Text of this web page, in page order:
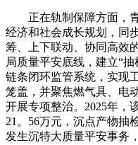
正在轨制保障方面，青
经济和社会成长规划，同
筹、上下联动、协同高效
局质量平安底线，建立“
链条闭环监管系统，实现
笼盖，并聚焦燃气具、电
开展专项整治。2025年，
21。56万元，沉点产物抽
发生沉特大质量平安事务